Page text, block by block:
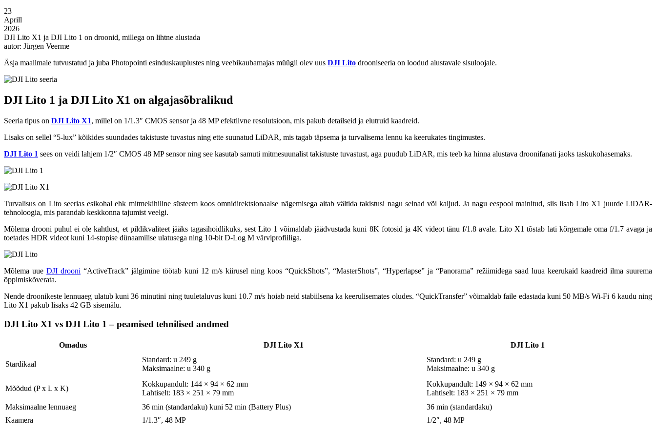
23
Aprill
2026
DJI Lito X1 ja DJI Lito 1 on droonid, millega on lihtne alustada
autor: Jürgen Veerme
Äsja maailmale tutvustatud ja juba Photopointi esinduskauplustes ning veebikaubamajas müügil olev uus DJI Lito drooniseeria on loodud alustavale sisuloojale.
DJI Lito 1 ja DJI Lito X1 on algajasõbralikud
Seeria tipus on DJI Lito X1, millel on 1/1.3″ CMOS sensor ja 48 MP efektiivne resolutsioon, mis pakub detailseid ja elutruid kaadreid.
Lisaks on sellel “5-lux” kõikides suundades takistuste tuvastus ning ette suunatud LiDAR, mis tagab täpsema ja turvalisema lennu ka keerukates tingimustes.
DJI Lito 1 sees on veidi lahjem 1/2″ CMOS 48 MP sensor ning see kasutab samuti mitmesuunalist takistuste tuvastust, aga puudub LiDAR, mis teeb ka hinna alustava droonifanati jaoks taskukohasemaks.
Turvalisus on Lito seerias esikohal ehk mitmekihiline süsteem koos omnidirektsionaalse nägemisega aitab vältida takistusi nagu seinad või kaljud. Ja nagu eespool mainitud, siis lisab Lito X1 juurde LiDAR-
tehnoloogia, mis parandab keskkonna tajumist veelgi.
Mõlema drooni puhul ei ole kahtlust, et pildikvaliteet jääks tagasihoidlikuks, sest Lito 1 võimaldab jäädvustada kuni 8K fotosid ja 4K videot tänu f/1.8 avale. Lito X1 tõstab lati kõrgemale oma f/1.7 avaga ja
toetades HDR videot kuni 14-stopise dünaamilise ulatusega ning 10-bit D-Log M värviprofiiliga.
Mõlema uue DJI drooni “ActiveTrack” jälgimine töötab kuni 12 m/s kiirusel ning koos “QuickShots”, “MasterShots”, “Hyperlapse” ja “Panorama” režiimidega saad luua keerukaid kaadreid ilma suurema
õppimiskõverata.
Nende droonikeste lennuaeg ulatub kuni 36 minutini ning tuuletaluvus kuni 10.7 m/s hoiab neid stabiilsena ka keerulisemates oludes. “QuickTransfer” võimaldab faile edastada kuni 50 MB/s Wi-Fi 6 kaudu ning
Lito X1 pakub lisaks 42 GB sisemälu.
DJI Lito X1 vs DJI Lito 1 – peamised tehnilised andmed
Omadus DJI Lito X1 DJI Lito 1
Stardikaal
Standard: u 249 g
Maksimaalne: u 340 g
Standard: u 249 g
Maksimaalne: u 340 g
Mõõdud (P x L x K)
Kokkupandult: 144 × 94 × 62 mm
Lahtiselt: 183 × 251 × 79 mm
Kokkupandult: 149 × 94 × 62 mm
Lahtiselt: 183 × 251 × 79 mm
Maksimaalne lennuaeg
36 min (standardaku) kuni 52 min (Battery Plus)
36 min (standardaku)
Kaamera
1/1.3″, 48 MP 1/2″, 48 MP